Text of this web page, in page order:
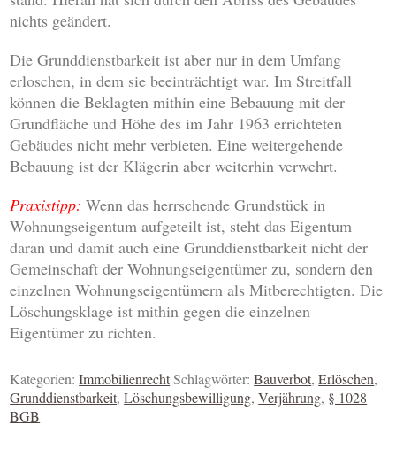
nichts geändert.
Die Grunddienstbarkeit ist aber nur in dem Umfang
erloschen, in dem sie beeinträchtigt war. Im Streitfall
können die Beklagten mithin eine Bebauung mit der
Grundfläche und Höhe des im Jahr 1963 errichteten
Gebäudes nicht mehr verbieten. Eine weitergehende
Bebauung ist der Klägerin aber weiterhin verwehrt.
Praxistipp:Wenn das herrschende Grundstück in
Wohnungseigentum aufgeteilt ist, steht das Eigentum
daran und damit auch eine Grunddienstbarkeit nicht der
Gemeinschaft der Wohnungseigentümer zu, sondern den
einzelnen Wohnungseigentümern als Mitberechtigten. Die
Löschungsklage ist mithin gegen die einzelnen
Eigentümer zu richten.
Kategorien:ImmobilienrechtSchlagwörter:Bauverbot,Erlöschen,
Grunddienstbarkeit,Löschungsbewilligung,Verjährung, § 1028
BGB